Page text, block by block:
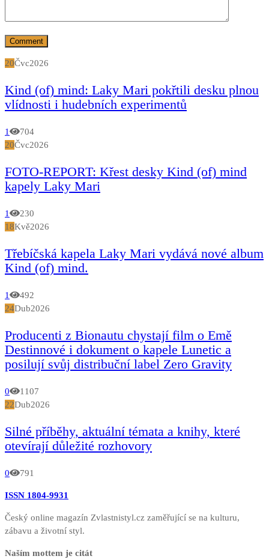
20Čvc2026
Kind (of) mind: Laky Mari pokřtili desku plnou
vlídnosti i hudebních experimentů
1
704
20Čvc2026
FOTO-REPORT: Křest desky Kind (of) mind
kapely Laky Mari
1
230
18Kvě2026
Třebíčská kapela Laky Mari vydává nové album
Kind (of) mind.
1
492
24Dub2026
Producenti z Bionautu chystají film o Emě
Destinnové i dokument o kapele Lunetic a
posilují svůj distribuční label Zero Gravity
0
1107
22Dub2026
Silné příběhy, aktuální témata a knihy, které
otevírají důležité rozhovory
0 791
ISSN 1804-9931
Český online magazín Zvlastnistyl.cz zaměřující se na kulturu,
zábavu a životní styl.
Naším mottem je citát